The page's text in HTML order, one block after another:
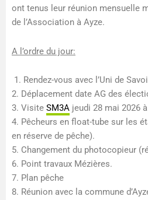
ont tenus leur réunion mensuelle
de l’Association à Ayze.
A l’ordre du jour:
1. Rendez-vous avec l’Uni de
2. Déplacement date AG des
3. Visite SM3A jeudi 28 mai 2026
4. Pêcheurs en float-tube sur les
en réserve de pêche).
5. Changement du photocopieur
6. Point travaux Mézières.
7. Plan pêche
8. Réunion avec la commune